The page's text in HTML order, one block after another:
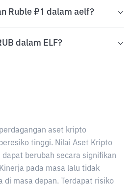
Ruble ₽1 dalam aelf?
dalam ELF?
aset kripto
tinggi. Nilai Aset Kripto
berubah secara signifikan
pada masa lalu tidak
di masa depan. Terdapat risiko